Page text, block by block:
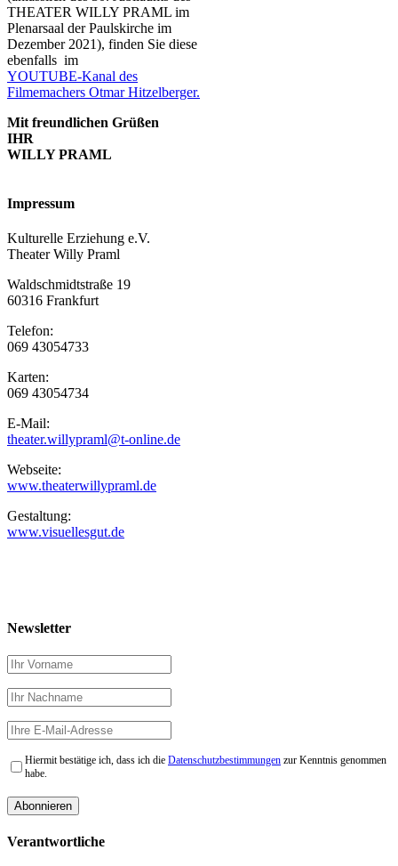
THEATER WILLY PRAML im
Plenarsaal der Paulskirche im
Dezember 2021), finden Sie diese
ebenfalls im
YOUTUBE-Kanal des
Filmemachers Otmar Hitzelberger.
Mit freundlichen Grüßen
IHR
WILLY PRAML
Impressum
Kulturelle Erziehung e.V.
Theater Willy Praml
Waldschmidtstraße 19
60316 Frankfurt
Telefon:
069 43054733
Karten:
069 43054734
E-Mail:
theater.willypraml@t-online.de
Webseite:
www.theaterwillypraml.de
Gestaltung:
www.visuellesgut.de
Newsletter
Hiermit bestätige ich, dass ich die Datenschutzbestimmungen zur Kenntnis genommen
habe.
Verantwortliche